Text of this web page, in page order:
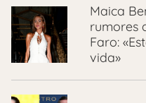
Maica
rumores
Faro:
vida»